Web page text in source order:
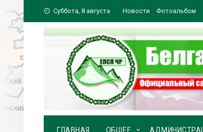
к
содержимому
Суббота, 8 августа Новости Фотоальбом
ГЛАВНАЯ ОБЩЕЕ